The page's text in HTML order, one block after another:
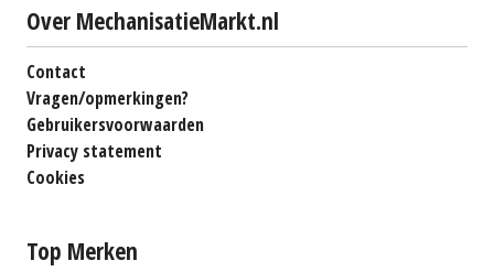
Over MechanisatieMarkt.nl
Contact
Vragen/opmerkingen?
Gebruikersvoorwaarden
Privacy statement
Cookies
Top Merken